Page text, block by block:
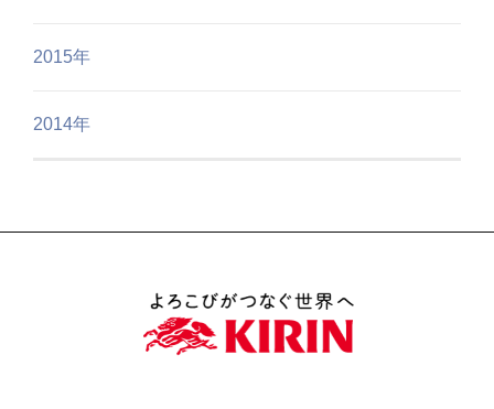
2015年
2014年